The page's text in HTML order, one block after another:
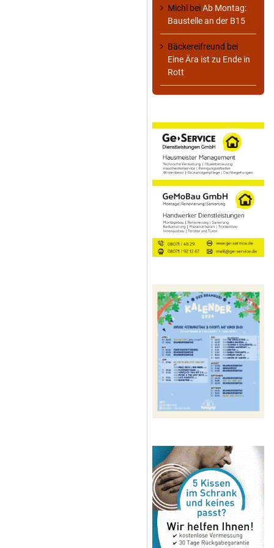
Michl beiAb Montag:
Baustelle an der B15
Bäckereifreund bei
Eine Ära ist zu Ende in
Rott